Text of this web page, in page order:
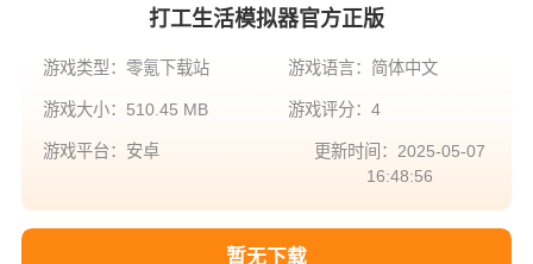
打工生活模拟器官方正版
游戏类型：零氪下载站 游戏语言：简体中文
游戏大小：510.45 MB 游戏评分：4
游戏平台：安卓
更新时间：2025-05-07
16:48:56
暂无下载